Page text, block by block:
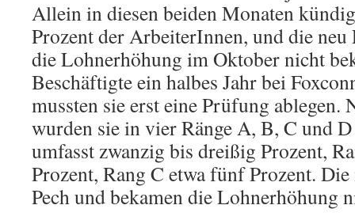
Allein in diesen beiden Monaten
Prozent der ArbeiterInnen, und die
die Lohnerhöhung im Oktober nicht
Beschäftigte ein halbes Jahr bei
mussten sie erst eine Prüfung ablegen.
wurden sie in vier Ränge A, B, C und
umfasst zwanzig bis dreißig Prozent,
Prozent, Rang C etwa fünf Prozent.
Pech und bekamen die Lohnerhöhung